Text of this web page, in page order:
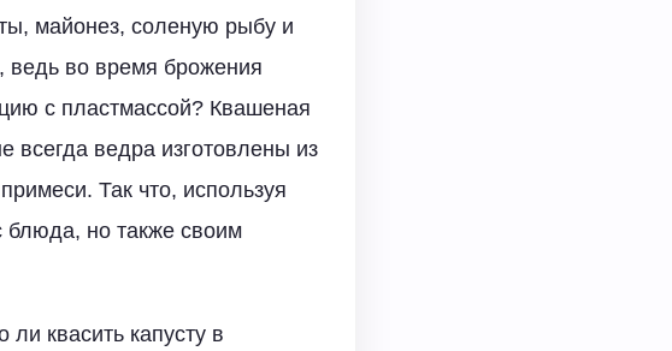
майонез, соленую рыбу и
ведь во время брожения
с пластмассой? Квашеная
всегда ведра изготовлены из
Так что, используя
блюда, но также своим
квасить капусту в